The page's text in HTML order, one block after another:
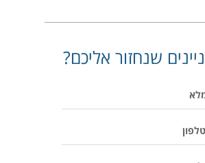
שנחזור אליכם?